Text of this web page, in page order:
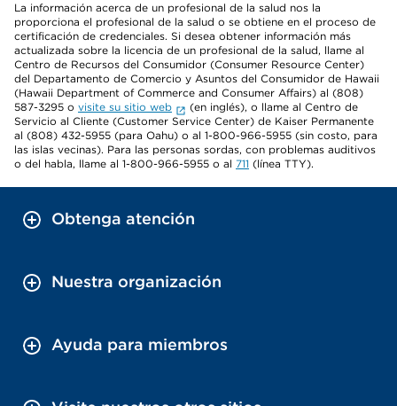
La información acerca de un profesional de la salud nos la
proporciona el profesional de la salud o se obtiene en el proceso de
certificación de credenciales. Si desea obtener información más
actualizada sobre la licencia de un profesional de la salud, llame al
Centro de Recursos del Consumidor (Consumer Resource Center)
del Departamento de Comercio y Asuntos del Consumidor de Hawaii
(Hawaii Department of Commerce and Consumer Affairs) al (808)
587-3295 o visite su sitio web
(en inglés), o llame al Centro de
Servicio al Cliente (Customer Service Center) de Kaiser Permanente
al (808) 432-5955 (para Oahu) o al 1-800-966-5955 (sin costo, para
las islas vecinas). Para las personas sordas, con problemas auditivos
o del habla, llame al 1-800-966-5955 o al 711 (línea TTY).
Obtenga atención
Nuestra organización
Ayuda para miembros